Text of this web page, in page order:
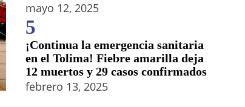
mayo 12, 2025
5
¡Continua la emergencia sanitaria
en el Tolima! Fiebre amarilla deja
12 muertos y 29 casos confirmados
febrero 13, 2025